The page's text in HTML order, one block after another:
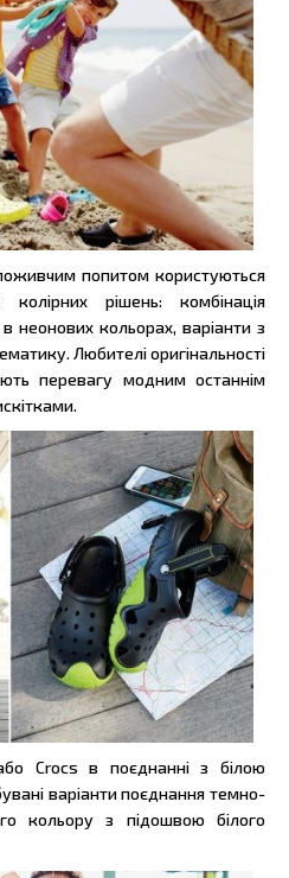
попитом користуються
рішень: комбінація
в неонових кольорах, варіанти з
Любителі оригінальності
перевагу модним останнім
Crocs в поєднанні з білою
варіанти поєднання темно-
кольору з підошвою білого